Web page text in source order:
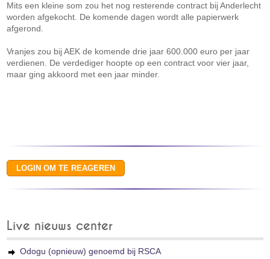
Mits een kleine som zou het nog resterende contract bij Anderlecht
worden afgekocht. De komende dagen wordt alle papierwerk
afgerond.
Vranjes zou bij AEK de komende drie jaar 600.000 euro per jaar
verdienen. De verdediger hoopte op een contract voor vier jaar,
maar ging akkoord met een jaar minder.
Live nieuws center
Odogu (opnieuw) genoemd bij RSCA